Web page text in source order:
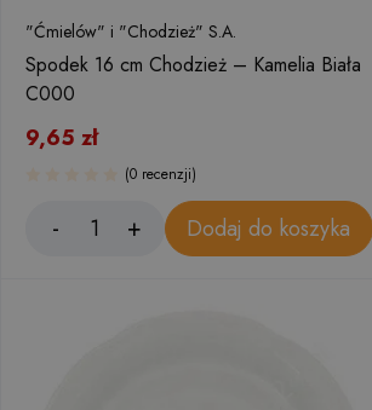
"Ćmielów" i "Chodzież" S.A.
Spodek 16 cm Chodzież – Kamelia Biała
C000
9,65 zł
(0 recenzji)
Dodaj do koszyka